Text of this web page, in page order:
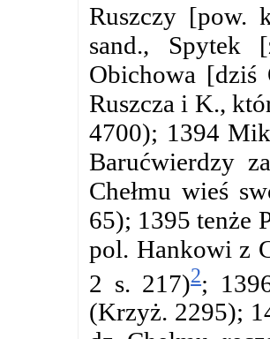
Ruszczy [pow.
sand.,
Obichowa [dziś
Ruszcza i K.,
4700); 1394
Barućwierdzy
Chełmu wieś
65); 1395 tenże
pol. Hankowi z
2 s. 217)2;
(Krzyż. 2295);